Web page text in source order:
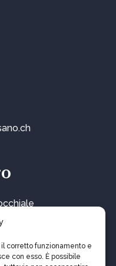
corretto funzionamento e
con esso. È possibile